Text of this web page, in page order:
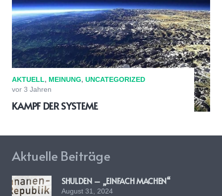
AKTUELL, MEINUNG, UNCATEGORIZED
vor 3 Jahren
KAMPF DER SYSTEME
Aktuelle Beiträge
SHULDEN – „EINFACH MACHEN“
August 31, 2024